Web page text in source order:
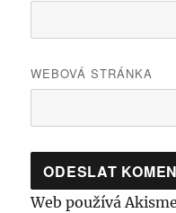
WEBOVÁ STRÁNKA
Web používá